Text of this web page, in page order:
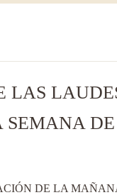
LAS
DE LA